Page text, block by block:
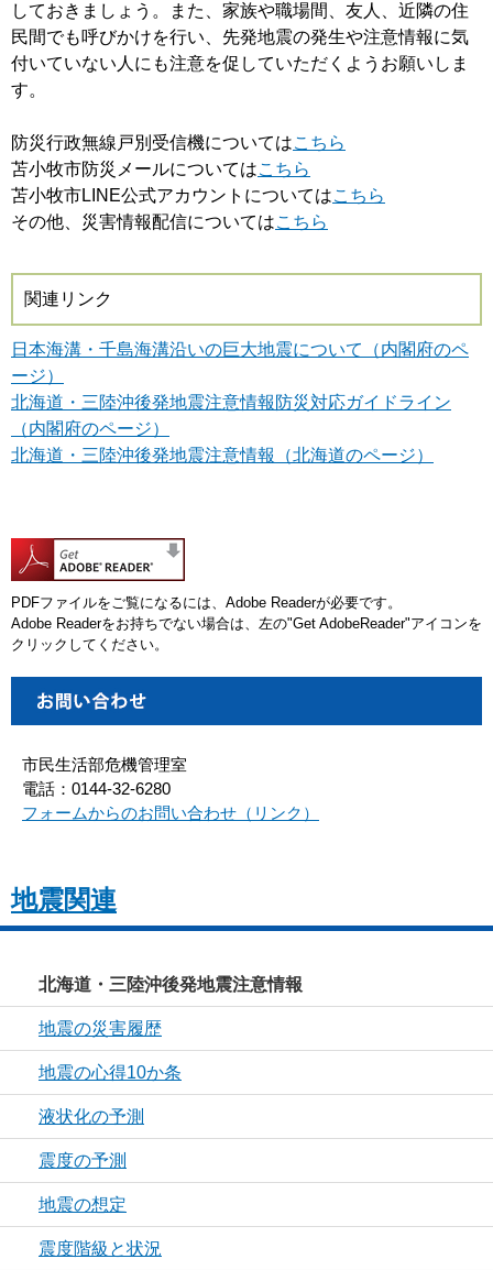
しておきましょう。また、家族や職場間、友人、近隣の住
民間でも呼びかけを行い、先発地震の発生や注意情報に気
付いていない人にも注意を促していただくようお願いしま
す。
防災行政無線戸別受信機についてはこちら
苫小牧市防災メールについてはこちら
苫小牧市LINE公式アカウントについてはこちら
その他、災害情報配信についてはこちら
関連リンク
日本海溝・千島海溝沿いの巨大地震について（内閣府のペ
ージ）
北海道・三陸沖後発地震注意情報防災対応ガイドライン
（内閣府のページ）
北海道・三陸沖後発地震注意情報（北海道のページ）
PDFファイルをご覧になるには、Adobe Readerが必要です。
Adobe Readerをお持ちでない場合は、左の"Get AdobeReader"アイコンを
クリックしてください。
市民生活部危機管理室
電話：0144-32-6280
フォームからのお問い合わせ（リンク）
地震関連
北海道・三陸沖後発地震注意情報
地震の災害履歴
地震の心得10か条
液状化の予測
震度の予測
地震の想定
震度階級と状況